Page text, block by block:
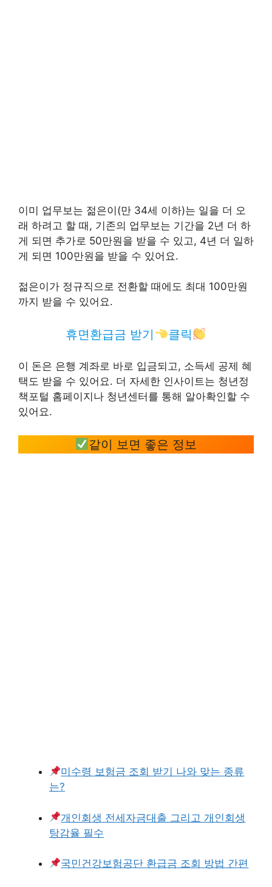
이미 업무보는 젊은이(만 34세 이하)는 일을 더 오
래 하려고 할 때, 기존의 업무보는 기간을 2년 더 하
게 되면 추가로 50만원을 받을 수 있고, 4년 더 일하
게 되면 100만원을 받을 수 있어요.
젊은이가 정규직으로 전환할 때에도 최대 100만원
까지 받을 수 있어요.
휴면환급금 받기 클릭
이 돈은 은행 계좌로 바로 입금되고, 소득세 공제 혜
택도 받을 수 있어요. 더 자세한 인사이트는 청년정
책포털 홈페이지나 청년센터를 통해 알아확인할 수
있어요.
같이 보면 좋은 정보
미수령 보험금 조회 받기 나와 맞는 종류
는?
개인회생 전세자금대출 그리고 개인회생
탕감율 필수
국민건강보험공단 환급금 조회 방법 간편